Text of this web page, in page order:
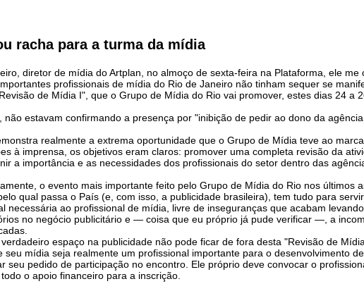
racha para a turma da mídia
diretor de mídia do Artplan, no almoço de sexta-feira na Plataforma, ele me
profissionais de mídia do Rio de Janeiro não tinham sequer se
de Mídia I", que o Grupo de Mídia do Rio vai promover, estes dias 24 a
estavam confirmando a presença por "inibição de pedir ao dono da
realmente a extrema oportunidade que o Grupo de Mídia teve ao
à imprensa, os objetivos eram claros: promover uma completa revisão da
a importância e as necessidades dos profissionais do setor dentro das
o evento mais importante feito pelo Grupo de Mídia do Rio nos últimos
qual passa o País (e, com isso, a publicidade brasileira), tem tudo para
necessária ao profissional de mídia, livre de inseguranças que acabam
no negócio publicitário e — coisa que eu próprio já pude verificar —, a
espaço na publicidade não pode ficar de fora desta "Revisão de
mídia seja realmente um profissional importante para o desenvolvimento
seu pedido de participação no encontro. Ele próprio deve convocar o
o apoio financeiro para a inscrição.